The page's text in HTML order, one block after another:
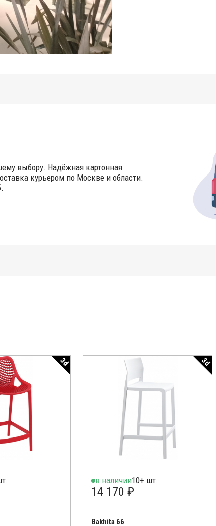
выбору. Надёжная картонная
курьером по Москве и области.
3d 3d
в наличии10+ шт.
14 170 ₽
Bakhita 66